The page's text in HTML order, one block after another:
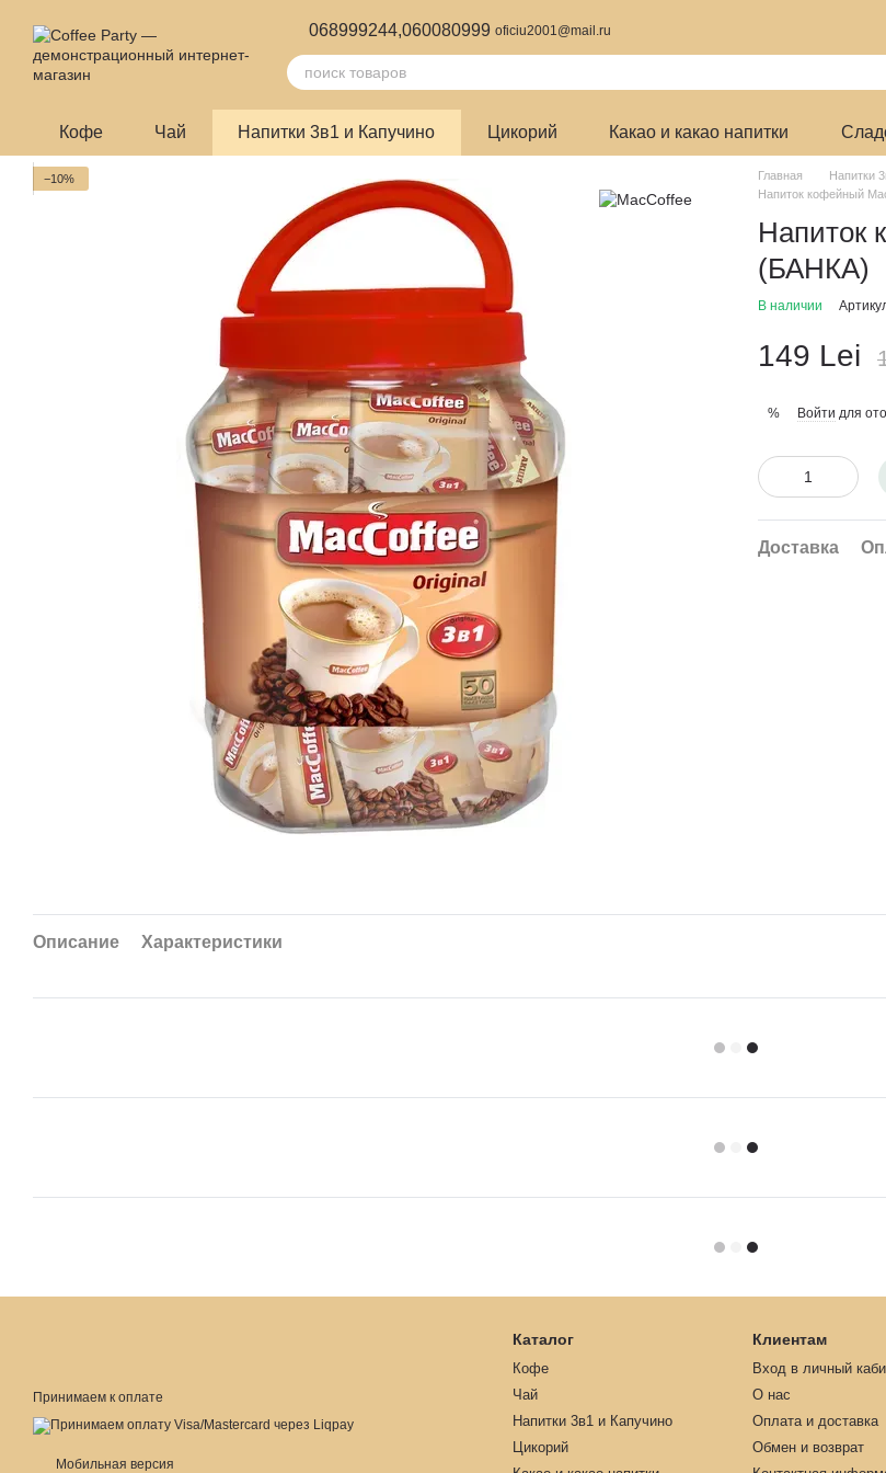
068999244,060080999 oficiu2001@mail.ru
Кофе Чай Напитки 3в1 и Капучино Цикорий Какао и какао напитки
−10% Главная Напитки
Напиток кофейный
Напиток
(БАНКА)
В наличии
149 Lei
% Войти для
Доставка
Описание Характеристики
Принимаем к оплате
Мобильная версия
Каталог
Кофе
Чай
Напитки 3в1 и Капучино
Цикорий
Клиентам
Вход в личный
О нас
Оплата и доставка
Обмен и возврат